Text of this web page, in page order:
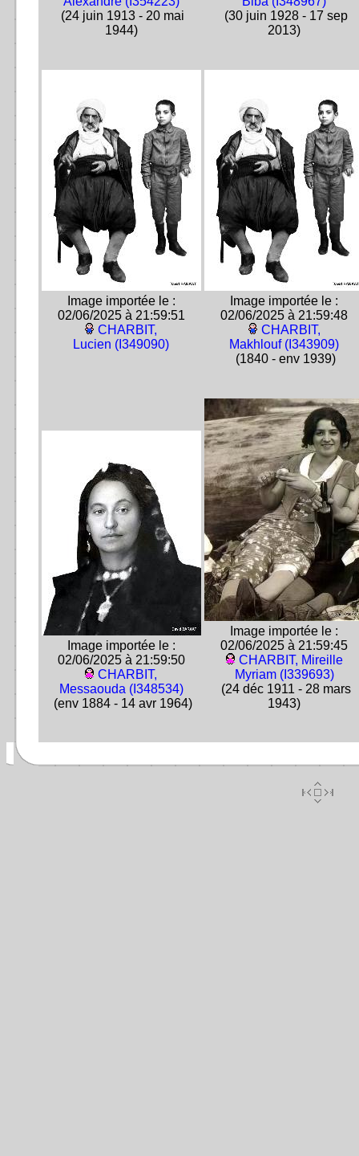
(24 juin 1913 - 20 mai
1944)
(30 juin 1928 - 17 sep
2013)
Image importée le :
02/06/2025 à 21:59:51
CHARBIT,
Lucien (I349090)
Image importée le :
02/06/2025 à 21:59:48
CHARBIT,
Makhlouf (I343909)
(1840 - env 1939)
Image importée le :
02/06/2025 à 21:59:50
CHARBIT,
Messaouda (I348534)
(env 1884 - 14 avr 1964)
Image importée le :
02/06/2025 à 21:59:45
CHARBIT, Mireille
Myriam (I339693)
(24 déc 1911 - 28 mars
1943)